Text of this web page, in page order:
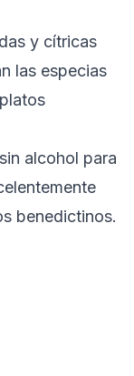
y cítricas
las especias
alcohol para
benedictinos.